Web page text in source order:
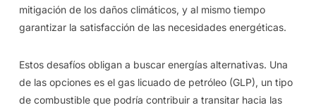
mitigación de los daños climáticos, y al mismo tiempo
garantizar la satisfacción de las necesidades energéticas.
Estos desafíos obligan a buscar energías alternativas. Una
de las opciones es el gas licuado de petróleo (GLP), un tipo
de combustible que podría contribuir a transitar hacia las